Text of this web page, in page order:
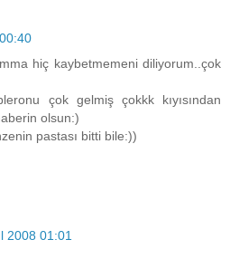
hiç kaybetmemeni diliyorum..çok
çok gelmiş çokkk kıyısından
olsun:)
pastası bitti bile:))
2008 01:01